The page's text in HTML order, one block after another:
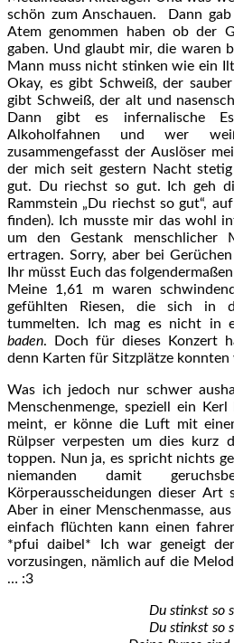
schön zum Anschauen. Dann
Atem genommen haben ob der
gaben. Und glaubt mir, die waren
Mann muss nicht stinken wie ein
Okay, es gibt Schweiß, der
gibt Schweiß, der alt und
Dann gibt es infernalische
Alkoholfahnen und wer
zusammengefasst der Auslöser
der mich seit gestern Nacht
gut. Du riechst so gut. Ich geh
Rammstein „Du riechst so gut“,
finden). Ich musste mir das wohl
um den Gestank menschlicher
ertragen. Sorry, aber bei
Ihr müsst Euch das
Meine 1,61 m waren
gefühlten Riesen, die sich in
tummelten. Ich mag es nicht in
baden. Doch für dieses Konzert
denn Karten für Sitzplätze
Was ich jedoch nur schwer
Menschenmenge, speziell ein
meint, er könne die Luft mit
Rülpser verpesten um dies kurz
toppen. Nun ja, es spricht nichts
niemanden damit
Körperausscheidungen dieser Art
Aber in einer Menschenmasse,
einfach flüchten kann einen
*pfui daibel* Ich war geneigt
vorzusingen, nämlich auf die
… :3
Du stinkst so
Du stinkst so